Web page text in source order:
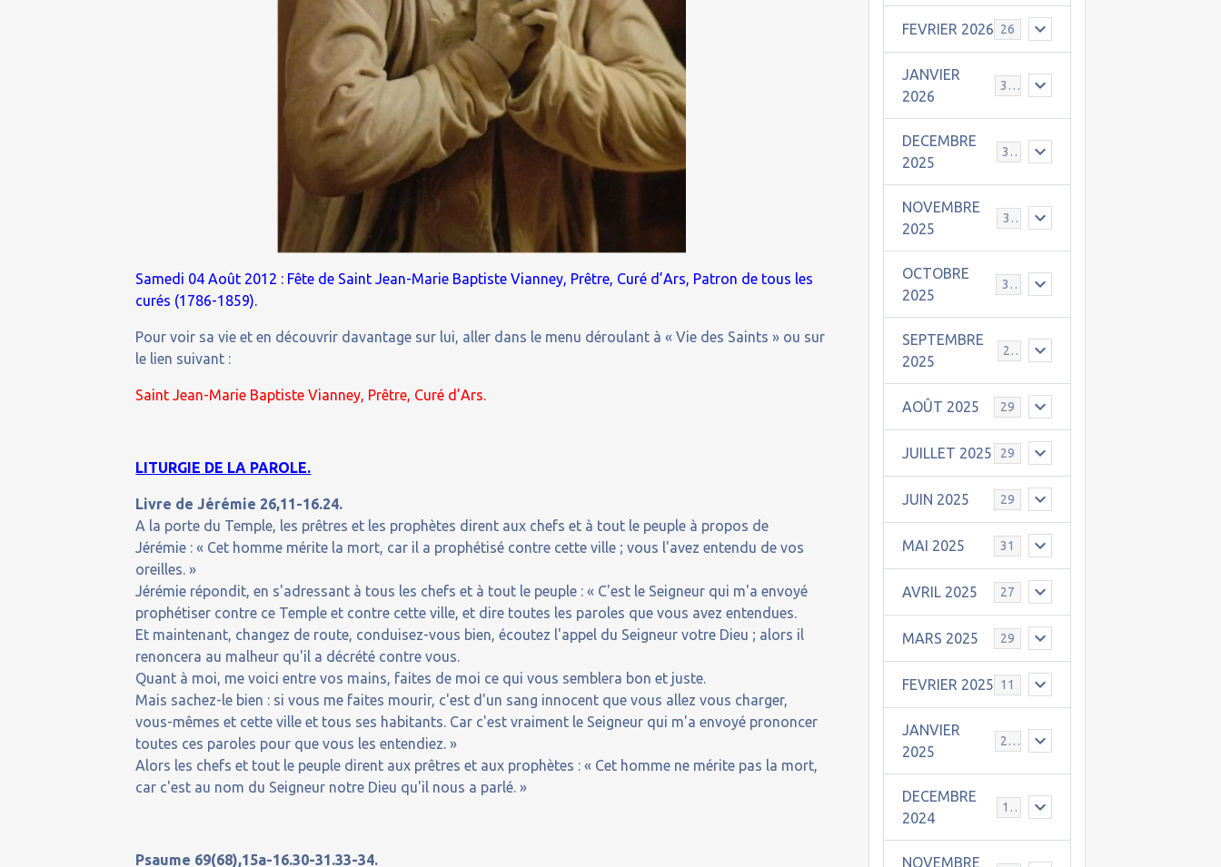
Samedi 04 Août 2012 : Fête de Saint Jean-Marie Baptiste Vianney, Prêtre, Curé d’Ars, Patron de tous les
curés (1786-1859).
Pour voir sa vie et en découvrir davantage sur lui, aller dans le menu déroulant à « Vie des Saints » ou sur
le lien suivant :
Saint Jean-Marie Baptiste Vianney, Prêtre, Curé d’Ars.
LITURGIE DE LA PAROLE.
Livre de Jérémie 26,11-16.24.
A la porte du Temple, les prêtres et les prophètes dirent aux chefs et à tout le peuple à propos de
Jérémie : « Cet homme mérite la mort, car il a prophétisé contre cette ville ; vous l'avez entendu de vos
oreilles. »
Jérémie répondit, en s'adressant à tous les chefs et à tout le peuple : « C'est le Seigneur qui m'a envoyé
prophétiser contre ce Temple et contre cette ville, et dire toutes les paroles que vous avez entendues.
Et maintenant, changez de route, conduisez-vous bien, écoutez l'appel du Seigneur votre Dieu ; alors il
renoncera au malheur qu'il a décrété contre vous.
Quant à moi, me voici entre vos mains, faites de moi ce qui vous semblera bon et juste.
Mais sachez-le bien : si vous me faites mourir, c'est d'un sang innocent que vous allez vous charger,
vous-mêmes et cette ville et tous ses habitants. Car c'est vraiment le Seigneur qui m'a envoyé prononcer
toutes ces paroles pour que vous les entendiez. »
Alors les chefs et tout le peuple dirent aux prêtres et aux prophètes : « Cet homme ne mérite pas la mort,
car c'est au nom du Seigneur notre Dieu qu'il nous a parlé. »
Psaume 69(68),15a-16.30-31.33-34.
FEVRIER 2026 26
JANVIER
2026
31
DECEMBRE
2025
30
NOVEMBRE
2025
30
OCTOBRE
2025
31
SEPTEMBRE
2025
25
AOÛT 2025 29
JUILLET 2025 29
JUIN 2025 29
MAI 2025 31
AVRIL 2025 27
MARS 2025 29
FEVRIER 2025 11
JANVIER
2025
25
DECEMBRE
2024
19
NOVEMBRE